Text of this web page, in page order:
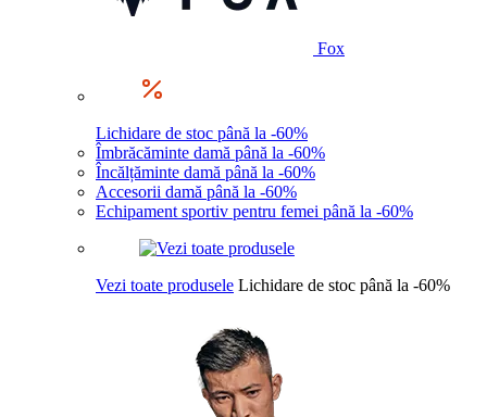
Fox
Lichidare de stoc până la -60%
Îmbrăcăminte damă până la -60%
Încălțăminte damă până la -60%
Accesorii damă până la -60%
Echipament sportiv pentru femei până la -60%
Vezi toate produsele Lichidare de stoc până la -60%